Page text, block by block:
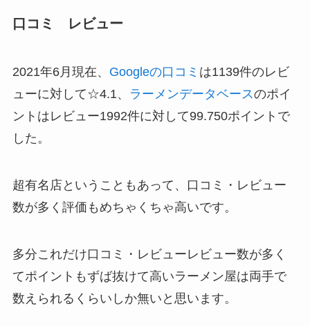
口コミ レビュー
2021年6月現在、 Googleの口コミ は1139件のレビ
ューに対して☆4.1、
ラーメンデータベースのポイ
ントはレビュー1992件に対して99.750ポイントで
した。
超有名店ということもあって、口コミ・レビュー
数が多く評価もめちゃくちゃ高いです。
多分これだけ口コミ・レビューレビュー数が多く
てポイントもずば抜けて高いラーメン屋は両手で
数えられるくらいしか無いと思います。